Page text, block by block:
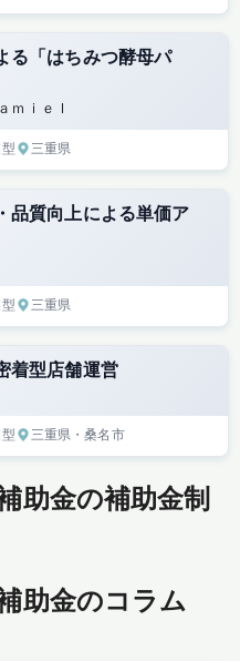
る「はちみつ酵母パ
ｍｉｅｌ
三重県
品質向上による単価ア
三重県
着型店舗運営
三重県 ・桑名市
助金の補助金制
助金のコラム